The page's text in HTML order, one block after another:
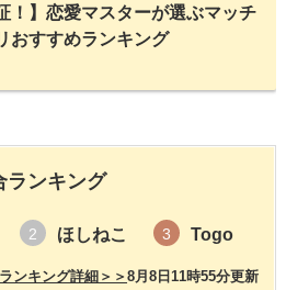
！】恋愛マスターが選ぶマッチ
おすすめランキング
ランキング
2 ほしねこ 3 Togo
8月8日11時55分更新
ンキング詳細＞＞